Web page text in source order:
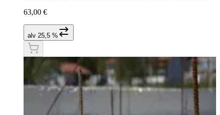
63,00 €
alv 25,5 %